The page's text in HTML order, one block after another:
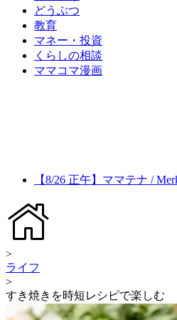
どうぶつ
教育
マネー・投資
くらしの相談
ママコマ漫画
【8/26 正午】ママテナ /
>
ライフ
>
すき焼きを時短レシピで楽しむ